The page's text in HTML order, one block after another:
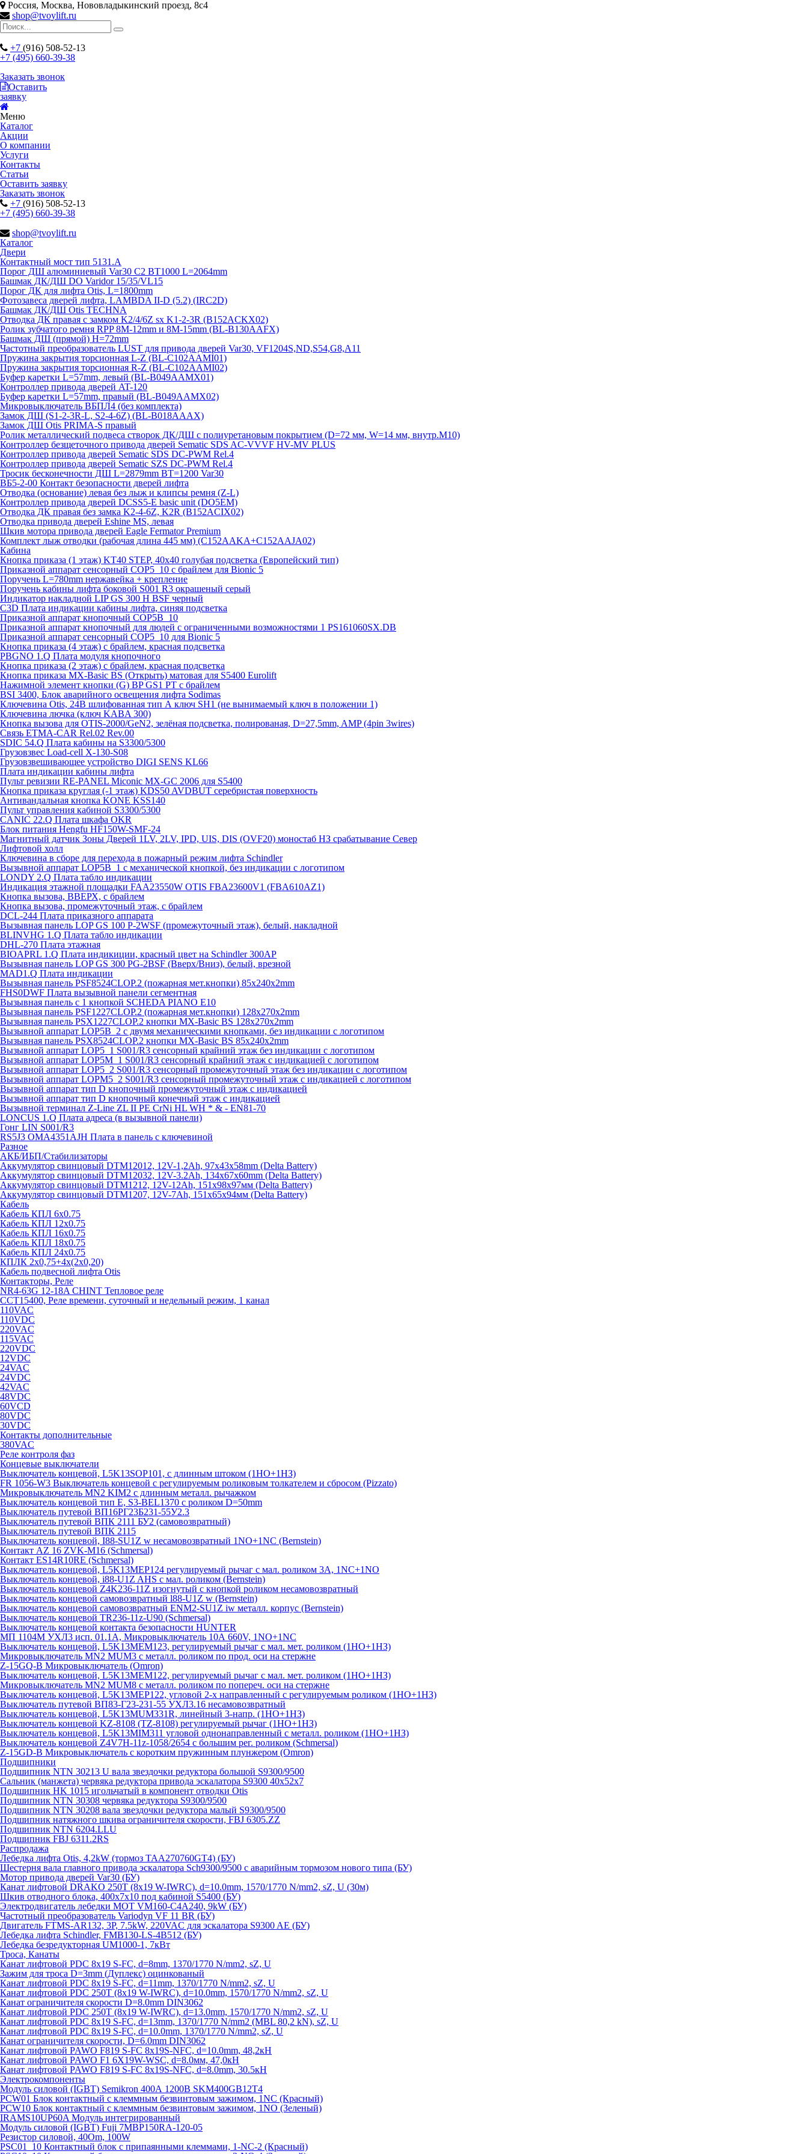
Россия, Москва, Нововладыкинский проезд, 8с4
shop@tvoylift.ru
+7 (916) 508-52-13
+7 (495) 660-39-38
Заказать звонок
Оставить
заявку
Меню
Каталог
Акции
О компании
Услуги
Контакты
Статьи
Оставить заявку
Заказать звонок
+7 (916) 508-52-13
+7 (495) 660-39-38
shop@tvoylift.ru
Каталог
Двери
Контактный мост тип 5131.A
Порог ДШ алюминиевый Var30 C2 BT1000 L=2064mm
Башмак ДК/ДШ DO Varidor 15/35/VL15
Порог ДК для лифта Otis, L=1800mm
Фотозавеса дверей лифта, LAMBDA II-D (5.2) (IRC2D)
Башмак ДК/ДШ Otis TECHNA
Отводка ДК правая с замком K2/4/6Z sx K1-2-3R (B152ACKX02)
Ролик зубчатого ремня RPP 8M-12mm и 8M-15mm (BL-B130AAFX)
Башмак ДШ (прямой) H=72mm
Частотный преобразователь LUST для привода дверей Var30, VF1204S,ND,S54,G8,A11
Пружина закрытия торсионная L-Z (BL-C102AAMI01)
Пружина закрытия торсионная R-Z (BL-C102AAMI02)
Буфер каретки L=57mm, левый (BL-B049AAMX01)
Контроллер привода дверей AT-120
Буфер каретки L=57mm, правый (BL-B049AAMX02)
Микровыключатель ВБПЛ4 (без комплекта)
Замок ДШ (S1-2-3R-L, S2-4-6Z) (BL-B018AAAX)
Замок ДШ Otis PRIMA-S правый
Ролик металлический подвеса створок ДК/ДШ с полиуретановым покрытием (D=72 мм, W=14 мм, внутр.М10)
Контроллер безщеточного привода дверей Sematiс SDS AC-VVVF HV-MV PLUS
Контроллер привода дверей Sematic SDS DC-PWM Rel.4
Контроллер привода дверей Sematic SZS DC-PWM Rel.4
Тросик бесконечности ДШ L=2879mm BT=1200 Var30
ВБ5-2-00 Контакт безопасности дверей лифта
Отводка (основание) левая без лыж и клипсы ремня (Z-L)
Контроллер привода дверей DCSS5-E basic unit (DO5EM)
Отводка ДК правая без замка K2-4-6Z, K2R (B152ACIX02)
Отводка привода дверей Eshine MS, левая
Шкив мотора привода дверей Eagle Fermator Premium
Комплект лыж отводки (рабочая длина 445 мм) (C152AAKA+C152AAJA02)
Кабина
Кнопка приказа (1 этаж) KT40 STEP, 40х40 голубая подсветка (Европейский тип)
Приказной аппарат сенсорный COP5_10 с брайлем для Bionic 5
Поручень L=780mm нержавейка + крепление
Поручень кабины лифта боковой S001 R3 окрашеный серый
Индикатор накладной LIP GS 300 H BSF черный
C3D Плата индикации кабины лифта, синяя подсветка
Приказной аппарат кнопочный COP5B_10
Приказной аппарат кнопочный для людей с ограниченными возможностями 1 PS161060SX.DB
Приказной аппарат сенсорный COP5_10 для Bionic 5
Кнопка приказа (4 этаж) с брайлем, красная подсветка
PBGNO 1.Q Плата модуля кнопочного
Кнопка приказа (2 этаж) с брайлем, красная подсветка
Кнопка приказа MX-Basic BS (Открыть) матовая для S5400 Eurolift
Нажимной элемент кнопки (G) BP GS1 PT с брайлем
BSI 3400, Блок аварийного освещения лифта Sodimas
Ключевина Otis, 24В шлифованная тип А ключ SH1 (не вынимаемый ключ в положении 1)
Ключевина лючка (ключ KABA 300)
Кнопка вызова для OTIS-2000/GeN2, зелёная подсветка, полированая, D=27,5mm, AMP (4pin 3wires)
Связь ETMA-CAR Rel.02 Rev.00
SDIC 54.Q Плата кабины на S3300/5300
Грузовзвес Load-cell X-130-S08
Грузовзвешивающее устройство DIGI SENS KL66
Плата индикации кабины лифта
Пульт ревизии RE-PANEL Miconic MX-GC 2006 для S5400
Кнопка приказа круглая (-1 этаж) KDS50 AVDBUT серебристая поверхность
Антивандальная кнопка KONE KSS140
Пульт управления кабиной S3300/5300
CANIC 22.Q Плата шкафа OKR
Блок питания Hengfu HF150W-SMF-24
Магнитный датчик Зоны Дверей 1LV, 2LV, IPD, UIS, DIS (OVF20) моностаб НЗ срабатывание Cевер
Лифтовой холл
Ключевина в сборе для перехода в пожарный режим лифта Schindler
Вызывной аппарат LOP5B_1 с механической кнопкой, без индикации с логотипом
LONDY 2.Q Плата табло индикации
Индикация этажной площадки FAA23550W OTIS FBA23600V1 (FBA610AZ1)
Кнопка вызова, ВВЕРХ, с брайлем
Кнопка вызова, промежуточный этаж, с брайлем
DCL-244 Плата приказного аппарата
Вызывная панель LOP GS 100 P-2WSF (промежуточный этаж), белый, накладной
BLINVHG 1.Q Плата табло индикации
DHL-270 Плата этажная
BIOAPRL 1.Q Плата индикиции, красный цвет на Schindler 300AP
Вызывная панель LOP GS 300 PG-2BSF (Вверх/Вниз), белый, врезной
MAD1.Q Плата индикации
Вызывная панель PSF8524CLOP.2 (пожарная мет.кнопки) 85х240х2mm
FHS0DWF Плата вызывной панели сегментная
Вызывная панель с 1 кнопкой SCHEDA PIANO E10
Вызывная панель PSF1227CLOP.2 (пожарная мет.кнопки) 128х270х2mm
Вызывная панель PSX1227CLOP.2 кнопки MX-Basic BS 128х270х2mm
Вызывной аппарат LOP5B_2 с двумя механическими кнопками, без индикации с логотипом
Вызывная панель PSX8524CLOP.2 кнопки MX-Basic BS 85х240х2mm
Вызывной аппарат LOP5_1 S001/R3 сенсорный крайний этаж без индикации с логотипом
Вызывной аппарат LOP5M_1 S001/R3 сенсорный крайний этаж с индикацией с логотипом
Вызывной аппарат LOP5_2 S001/R3 сенсорный промежуточный этаж без индикации с логотипом
Вызывной аппарат LOPM5_2 S001/R3 сенсорный промежуточный этаж с индикацией с логотипом
Вызывной аппарат тип D кнопочный промежуточный этаж с индикацией
Вызывной аппарат тип D кнопочный конечный этаж с индикацией
Вызывной терминал Z-Line ZL II PE CrNi HL WH * & - EN81-70
LONCUS 1.Q Плата адреса (в вызывной панели)
Гонг LIN S001/R3
RS5J3 OMA4351AJH Плата в панель с ключевиной
Разное
АКБ/ИБП/Стабилизаторы
Аккумулятор свинцовый DTM12012, 12V-1,2Ah, 97х43х58mm (Delta Battery)
Аккумулятор свинцовый DTM12032, 12V-3.2Ah, 134x67x60mm (Delta Battery)
Аккумулятор свинцовый DTM1212, 12V-12Ah, 151х98х97мм (Delta Battery)
Аккумулятор свинцовый DTM1207, 12V-7Ah, 151х65х94мм (Delta Battery)
Кабель
Кабель КПЛ 6х0.75
Кабель КПЛ 12х0.75
Кабель КПЛ 16х0.75
Кабель КПЛ 18х0.75
Кабель КПЛ 24х0.75
КПЛК 2х0,75+4х(2х0,20)
Кабель подвесной лифта Otis
Контакторы, Реле
NR4-63G 12-18A CHINT Тепловое реле
CCT15400, Реле времени, суточный и недельный режим, 1 канал
110VAC
110VDC
220VAC
115VAC
220VDC
12VDC
24VAC
24VDC
42VAC
48VDC
60VCD
80VDC
30VDC
Контакты дополнительные
380VAC
Реле контроля фаз
Концевые выключатели
Выключатель концевой, L5K13SOP101, с длинным штоком (1НО+1НЗ)
FR 1056-W3 Выключатель концевой с регулируемым роликовым толкателем и сбросом (Pizzato)
Микровыключатель MN2 KIM2 с длинным металл. рычажком
Выключатель концевой тип Е, S3-BEL1370 с роликом D=50mm
Выключатель путевой ВП16РГ23Б231-55У2.3
Выключатель путевой ВПК 2111 БУ2 (самовозвратный)
Выключатель путевой ВПК 2115
Выключатель концевой, I88-SU1Z w несамовозвратный 1NO+1NC (Bernstein)
Контакт AZ 16 ZVK-M16 (Schmersal)
Контакт ES14R10RE (Schmersal)
Выключатель концевой, L5K13MEP124 регулируемый рычаг с мал. роликом 3А, 1NC+1NO
Выключатель концевой, i88-U1Z AHS с мал. роликом (Bernstein)
Выключатель концевой Z4K236-11Z изогнутый с кнопкой роликом несамовозвратный
Выключатель концевой самовозвратный l88-U1Z w (Bernstein)
Выключатель концевой самовозвратный ENM2-SU1Z iw металл. корпус (Bernstein)
Выключатель концевой TR236-11z-U90 (Schmersal)
Выключатель концевой контакта безопасности HUNTER
МП 1104М УХЛ3 исп. 01.1А, Микровыключатель 10А 660V, 1NO+1NC
Выключатель концевой, L5K13MEM123, регулируемый рычаг с мал. мет. роликом (1НО+1НЗ)
Микровыключатель MN2 MUM3 с металл. роликом по прод. оси на стержне
Z-15GQ-B Микровыключатель (Omron)
Выключатель концевой, L5K13MEM122, регулируемый рычаг с мал. мет. роликом (1НО+1НЗ)
Микровыключатель MN2 MUM8 с металл. роликом по попереч. оси на стержне
Выключатель концевой, L5K13MEP122, угловой 2-х направленный с регулируемым роликом (1НО+1НЗ)
Выключатель путевой ВП83-Г23-231-55 УХЛ3.16 несамовозвратный
Выключатель концевой, L5K13MUM331R, линейный 3-напр. (1НО+1НЗ)
Выключатель концевой KZ-8108 (TZ-8108) регулируемый рычаг (1НО+1НЗ)
Выключатель концевой, L5K13MIM311 угловой однонаправленный с металл. роликом (1НО+1НЗ)
Выключатель концевой Z4V7H-11z-1058/2654 с большим рег. роликом (Schmersal)
Z-15GD-B Микровыключатель с коротким пружинным плунжером (Omron)
Подшипники
Подшипник NTN 30213 U вала звездочки редуктора большой S9300/9500
Сальник (манжета) червяка редуктора привода эскалатора S9300 40х52х7
Подшипник HK 1015 игольчатый в компонент отводки Otis
Подшипник NTN 30308 червяка редуктора S9300/9500
Подшипник NTN 30208 вала звездочки редуктора малый S9300/9500
Подшипник натяжного шкива ограничителя скорости, FBJ 6305.ZZ
Подшипник NTN 6204.LLU
Подшипник FBJ 6311.2RS
Распродажа
Лебедка лифта Otis, 4,2kW (тормоз TAA270760GT4) (БУ)
Шестерня вала главного привода эскалатора Sch9300/9500 с аварийным тормозом нового типа (БУ)
Мотор привода дверей Var30 (БУ)
Канат лифтовой DRAKO 250T (8x19 W-IWRC), d=10.0mm, 1570/1770 N/mm2, sZ, U (30м)
Шкив отводного блока, 400х7х10 под кабиной S5400 (БУ)
Электродвигатель лебедки MOT VM160-C4A240, 9kW (БУ)
Частотный преобразователь Variodyn VF 11 BR (БУ)
Двигатель FTMS-AR132, 3P, 7.5kW, 220VAC для эскалатора S9300 AE (БУ)
Лебедка лифта Schindler, FMB130-LS-4B512 (БУ)
Лебедка безредукторная UM1000-1, 7кВт
Троса, Канаты
Канат лифтовой PDC 8x19 S-FC, d=8mm, 1370/1770 N/mm2, sZ, U
Зажим для троса D=3mm (Дуплекс) оцинкованый
Канат лифтовой PDC 8x19 S-FC, d=11mm, 1370/1770 N/mm2, sZ, U
Канат лифтовой PDC 250T (8x19 W-IWRC), d=10.0mm, 1570/1770 N/mm2, sZ, U
Канат ограничителя скорости D=8.0mm DIN3062
Канат лифтовой PDC 250T (8x19 W-IWRC), d=13.0mm, 1570/1770 N/mm2, sZ, U
Канат лифтовой PDC 8х19 S-FC, d=13mm, 1370/1770 N/mm2 (MBL 80,2 kN), sZ, U
Канат лифтовой PDC 8x19 S-FC, d=10.0mm, 1370/1770 N/mm2, sZ, U
Канат ограничителя скорости, D=6.0mm DIN3062
Канат лифтовой PAWO F819 S-FC 8х19S-NFC, d=10.0mm, 48,2кН
Канат лифтовой PAWO F1 6X19W-WSC, d=8.0мм, 47,0кН
Канат лифтовой PAWO F819 S-FC 8х19S-NFC, d=8.0mm, 30.5кН
Электрокомпоненты
Модуль силовой (IGBT) Semikron 400А 1200В SKM400GB12T4
PCW01 Блок контактный с клеммным безвинтовым зажимом, 1NC (Красный)
PCW10 Блок контактный с клеммным безвинтовым зажимом, 1NO (Зеленый)
IRAMS10UP60A Модуль интегрированный
Модуль силовой (IGBT) Fuji 7MBP150RA-120-05
Резистор силовой, 40Om, 100W
PSC01_10 Контактный блок с припаянными клеммами, 1-NC-2 (Красный)